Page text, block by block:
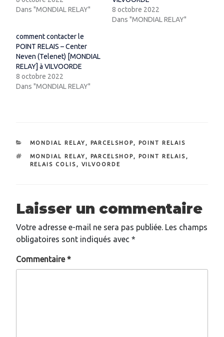
Dans "MONDIAL RELAY"
8 octobre 2022
Dans "MONDIAL RELAY"
comment contacter le
POINT RELAIS – Center
Neven (Telenet) [MONDIAL
RELAY] à VILVOORDE
8 octobre 2022
Dans "MONDIAL RELAY"
CATÉGORIES
MONDIAL RELAY, PARCELSHOP, POINT RELAIS
ÉTIQUETTES
MONDIAL RELAY, PARCELSHOP, POINT RELAIS,
RELAIS COLIS, VILVOORDE
Laisser un commentaire
Votre adresse e-mail ne sera pas publiée. Les champs
obligatoires sont indiqués avec *
Commentaire*